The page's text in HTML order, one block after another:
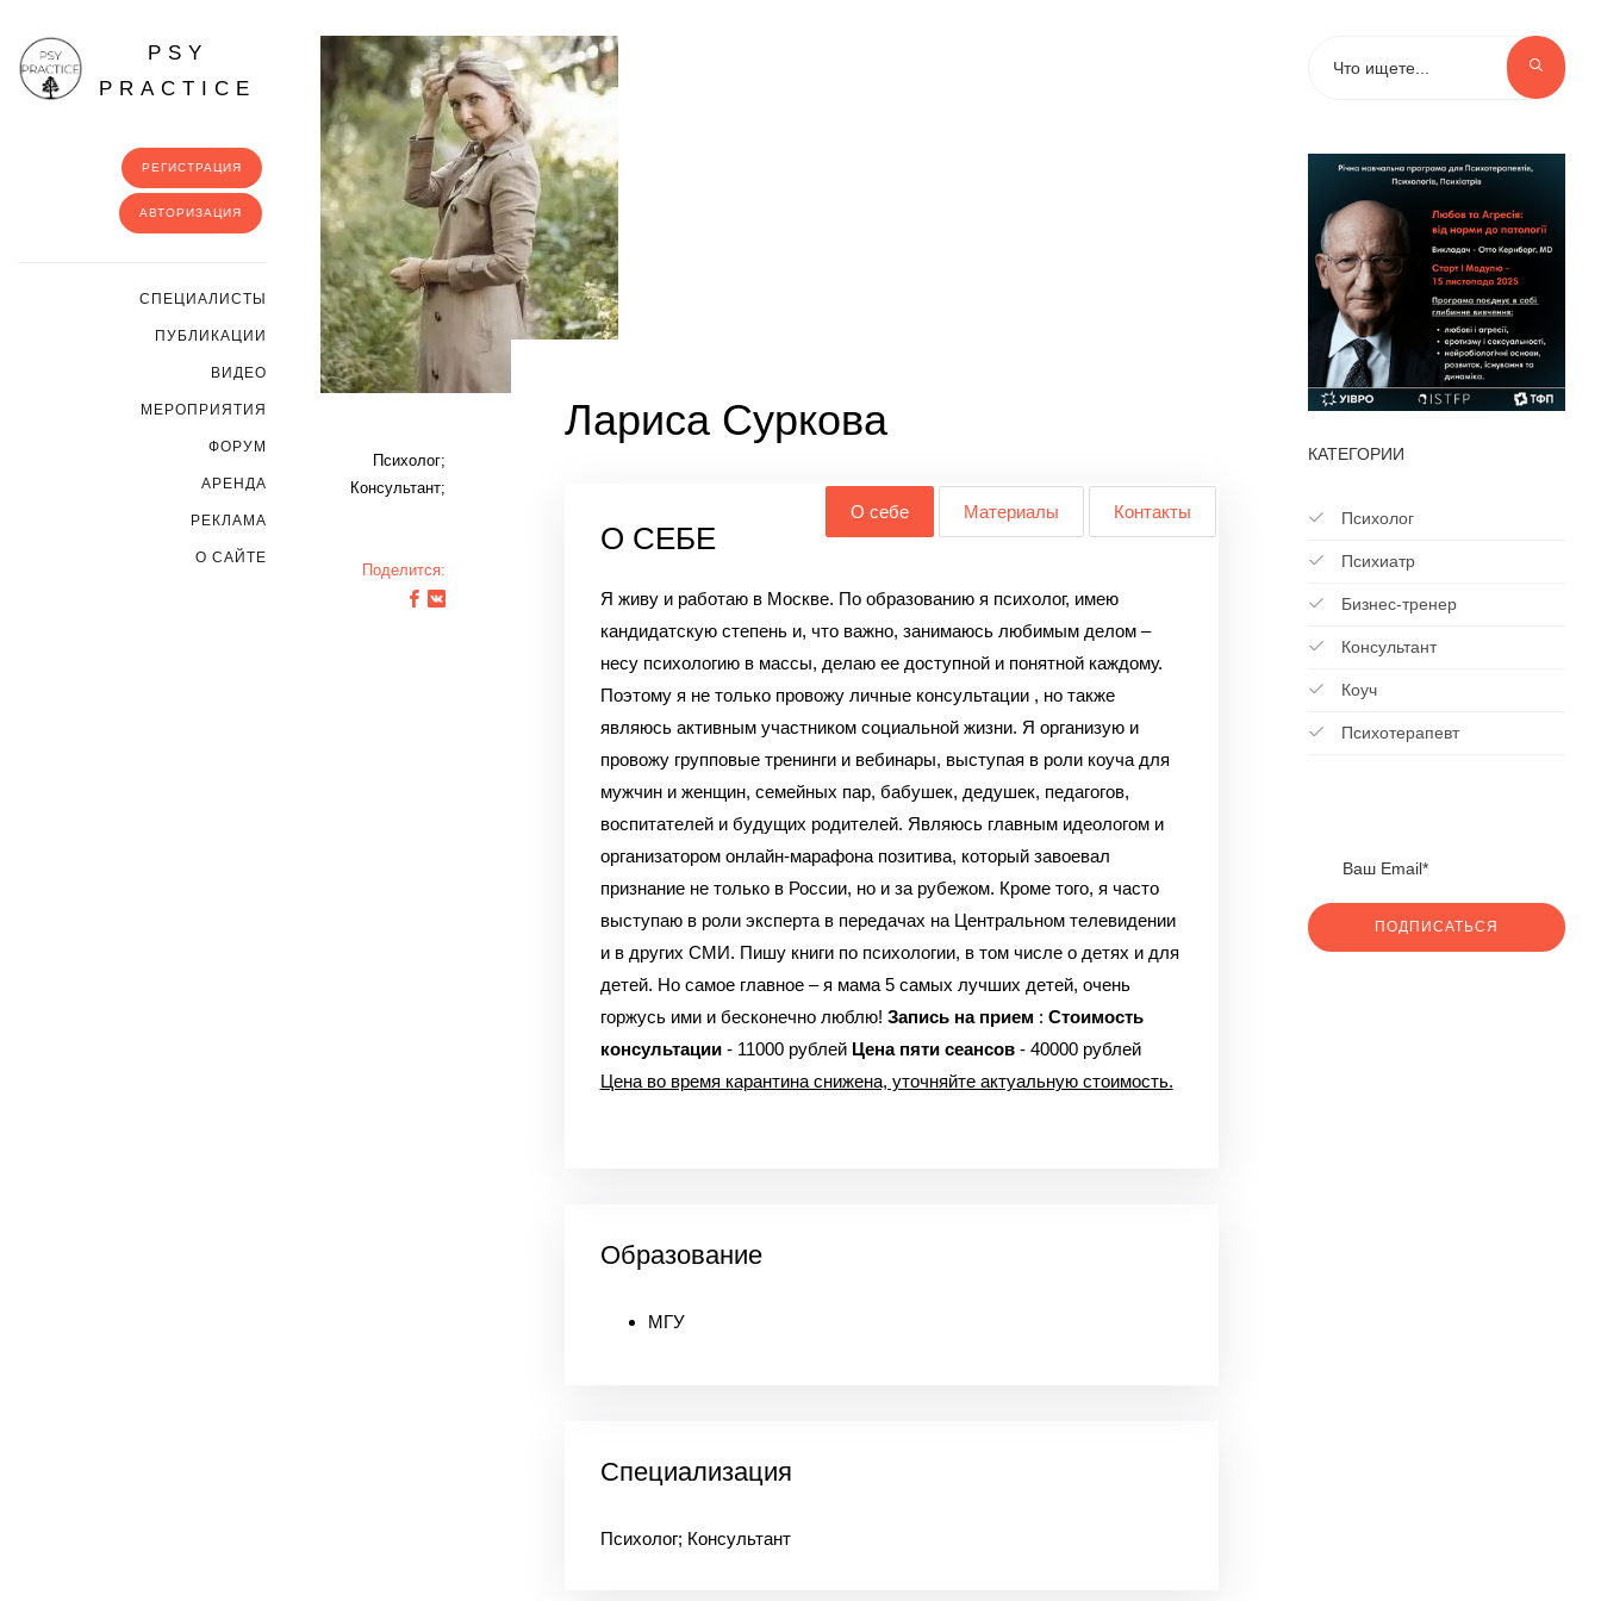
PSY
PRACTICE
РЕГИСТРАЦИЯ
АВТОРИЗАЦИЯ
CПЕЦИАЛИСТЫ
ПУБЛИКАЦИИ
ВИДЕО
МЕРОПРИЯТИЯ
ФОРУМ
АРЕНДА
РЕКЛАМА
О САЙТЕ
Психолог;
Консультант;
Поделится:
Лариса Суркова
О себе Материалы Контакты
О СЕБЕ
Я живу и работаю в Москве. По образованию я психолог, имею
кандидатскую степень и, что важно, занимаюсь любимым делом –
несу психологию в массы, делаю ее доступной и понятной каждому.
Поэтому я не только провожу личные консультации , но также
являюсь активным участником социальной жизни. Я организую и
провожу групповые тренинги и вебинары, выступая в роли коуча для
мужчин и женщин, семейных пар, бабушек, дедушек, педагогов,
воспитателей и будущих родителей. Являюсь главным идеологом и
организатором онлайн-марафона позитива, который завоевал
признание не только в России, но и за рубежом. Кроме того, я часто
выступаю в роли эксперта в передачах на Центральном телевидении
и в других СМИ. Пишу книги по психологии, в том числе о детях и для
детей. Но самое главное – я мама 5 самых лучших детей, очень
горжусь ими и бесконечно люблю! Запись на прием : Стоимость
консультации- 11000 рублей Цена пяти сеансов- 40000 рублей
Цена во время карантина снижена, уточняйте актуальную стоимость.
Образование
МГУ
Специализация
Психолог; Консультант
КАТЕГОРИИ
Психолог
Психиатр
Бизнес-тренер
Консультант
Коуч
Психотерапевт
ПОДПИСАТЬСЯ